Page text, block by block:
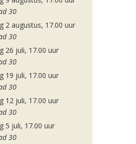
30
2 augustus, 17.00 uur
30
26 juli, 17.00 uur
30
19 juli, 17.00 uur
30
12 juli, 17.00 uur
30
5 juli, 17.00 uur
30